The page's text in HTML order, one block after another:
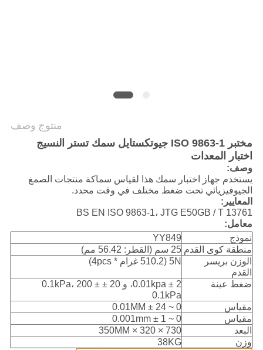
منتوج وصف
مختبر ISO 9863-1 جيوتكستايل سمك تستر النسيج
اختبار المعدات
وصف:
يستخدم جهاز اختبار سمك هذا لقياس سماكة منتجات الصمغ
الجيوفيزيائي تحت ضغط مختلف في وقت محدد.
المعايير:
BS EN ISO 9863-1، JTG E50GB / T 13761
معامل:
نموذج
YY849
منطقة كوى القدم 25 سم (القطر: 56.42 مم)
الوزن بريسر
القدم
5N (510.2 غرام * 4pcs)
ضغط عينة
2 ± 0.01kpa، و 20 ± 0.1kPa، 200 ±
0.1kPa
مقياس
0 ~ 24 ± 0.01MM
مقياس
0 ~ 1 ± 0.001mm
البعد
730 × 320 × 350MM
وزن
38KG